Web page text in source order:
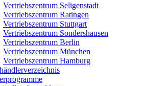
Vertriebszentrum Seligenstadt
Vertriebszentrum Ratingen
Vertriebszentrum Stuttgart
Vertriebszentrum Sondershausen
Vertriebszentrum Berlin
Vertriebszentrum München
Vertriebszentrum Hamburg